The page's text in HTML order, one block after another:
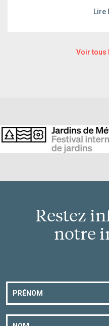
Lire
Voir tous
Restez
notre